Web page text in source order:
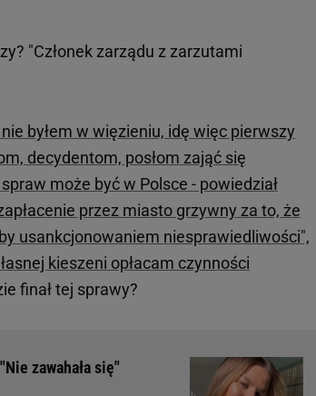
"Członek zarządu z zarzutami
byłem w więzieniu, idę więc pierwszy
decydentom, posłom zająć się
może być w Polsce - powiedział
przez miasto grzywny za to, że
usankcjonowaniem niesprawiedliwości",
kieszeni opłacam czynności
finał tej sprawy?
zawahała się"